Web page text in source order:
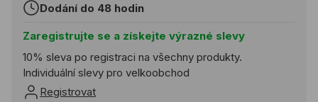
Dodání do 48 hodin
Zaregistrujte se a získejte výrazné slevy
10% sleva po registraci na všechny produkty.
Individuální slevy pro velkoobchod
Registrovat